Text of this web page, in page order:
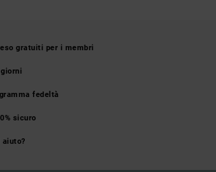
gratuiti per i membri
fedeltà
sicuro
aiuto?